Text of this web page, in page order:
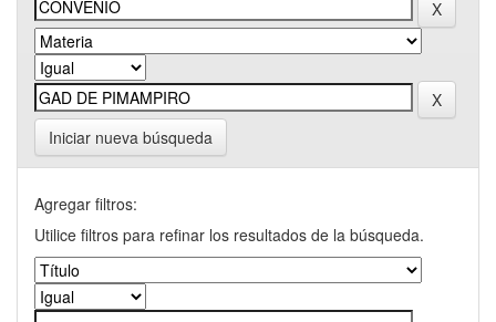
Iniciar nueva búsqueda
Agregar filtros:
Utilice filtros para refinar los resultados de la búsqueda.